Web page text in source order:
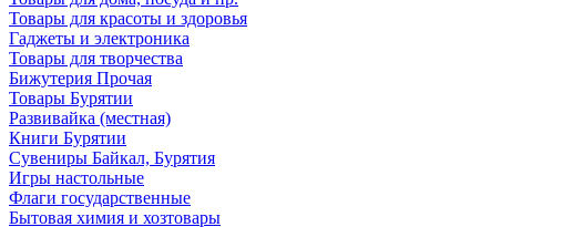
Товары для красоты и здоровья
Гаджеты и электроника
Товары для творчества
Бижутерия Прочая
Товары Бурятии
Развивайка (местная)
Книги Бурятии
Сувениры Байкал, Бурятия
Игры настольные
Флаги государственные
Бытовая химия и хозтовары